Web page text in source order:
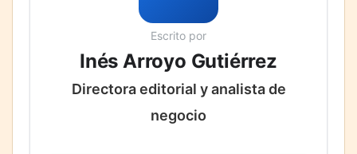
Escrito por
Inés Arroyo Gutiérrez
Directora editorial y analista de
negocio